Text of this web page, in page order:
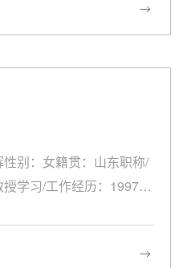
英语语言文学 博士课程班
大学药剂学（药事法规）
国教育学会外语教学专
研究与教师教育指导委
奖：1. 《药学实用英语》
多媒体课件大赛 高教医
别：女籍贯：山东职称/
学习/工作经历：1997.9-
药科大学 外语部 任教兼职